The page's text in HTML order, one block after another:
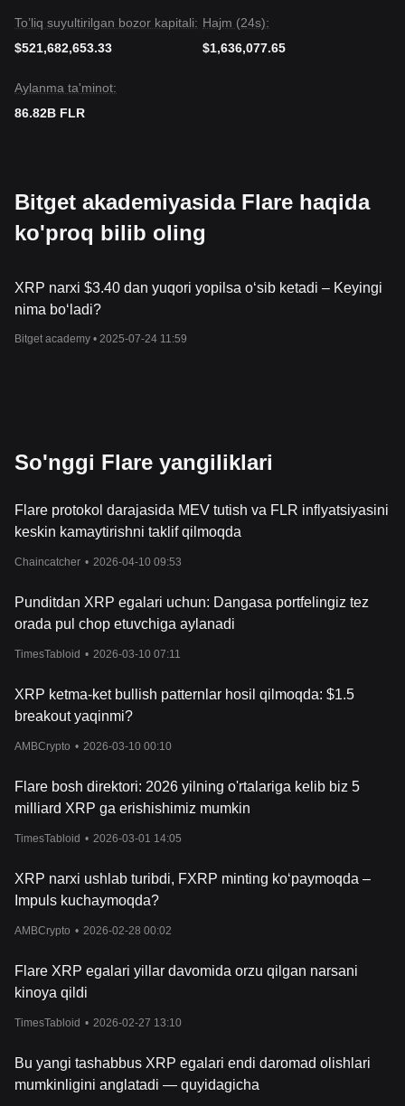
To’liq suyultirilgan bozor kapitali:
$521,682,653.33
Hajm (24s):
$1,636,077.65
Aylanma ta'minot:
86.82B FLR
Bitget akademiyasida Flare haqida
ko'proq bilib oling
XRP narxi $3.40 dan yuqori yopilsa o‘sib ketadi – Keyingi
nima bo‘ladi?
Bitget academy • 2025-07-24 11:59
So'nggi Flare yangiliklari
Flare protokol darajasida MEV tutish va FLR inflyatsiyasini
keskin kamaytirishni taklif qilmoqda
Chaincatcher • 2026-04-10 09:53
Punditdan XRP egalari uchun: Dangasa portfelingiz tez
orada pul chop etuvchiga aylanadi
TimesTabloid • 2026-03-10 07:11
XRP ketma-ket bullish patternlar hosil qilmoqda: $1.5
breakout yaqinmi?
AMBCrypto • 2026-03-10 00:10
Flare bosh direktori: 2026 yilning o'rtalariga kelib biz 5
milliard XRP ga erishishimiz mumkin
TimesTabloid • 2026-03-01 14:05
XRP narxi ushlab turibdi, FXRP minting ko‘paymoqda –
Impuls kuchaymoqda?
AMBCrypto • 2026-02-28 00:02
Flare XRP egalari yillar davomida orzu qilgan narsani
kinoya qildi
TimesTabloid • 2026-02-27 13:10
Bu yangi tashabbus XRP egalari endi daromad olishlari
mumkinligini anglatadi — quyidagicha